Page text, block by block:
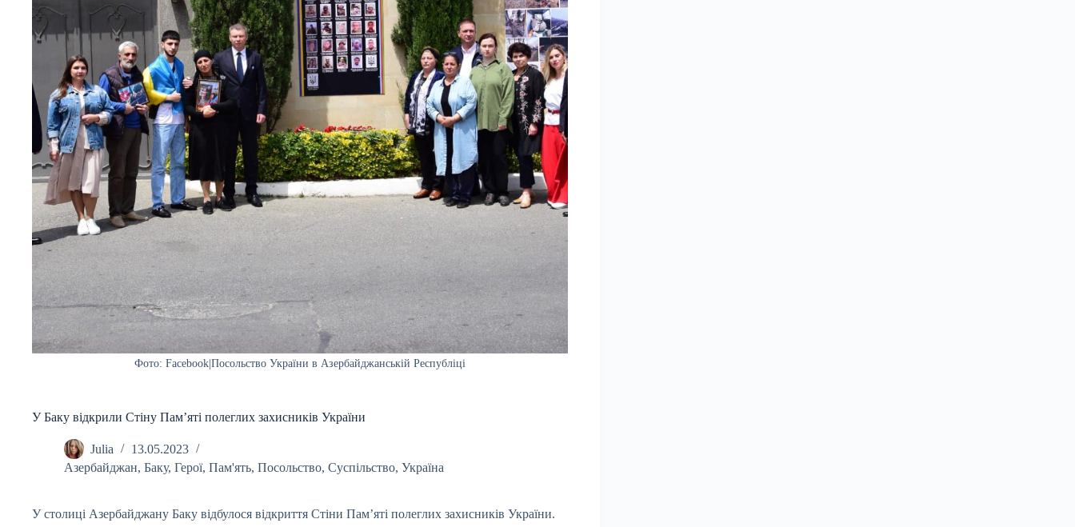
Фото: Facebook|Посольство України в Азербайджанській Республіці
У Баку відкрили Стіну Пам’яті полеглих захисників України
Julia
13.05.2023
Азербайджан, Баку, Герої, Пам'ять, Посольство, Суспільство, Україна
У столиці Азербайджану Баку відбулося відкриття Стіни Пам’яті полеглих захисників України.